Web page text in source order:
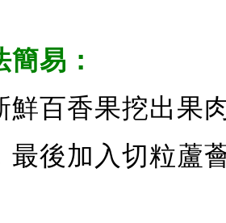
簡易：
鮮百香果挖出果
最後加入切粒蘆